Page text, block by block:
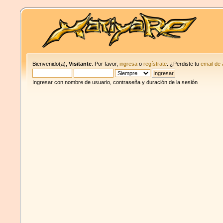
Bienvenido(a),Visitante . Por favor,ingresa oregístrate . ¿Perdiste tuemail de
Ingresar con nombre de usuario, contraseña y duración de la sesión